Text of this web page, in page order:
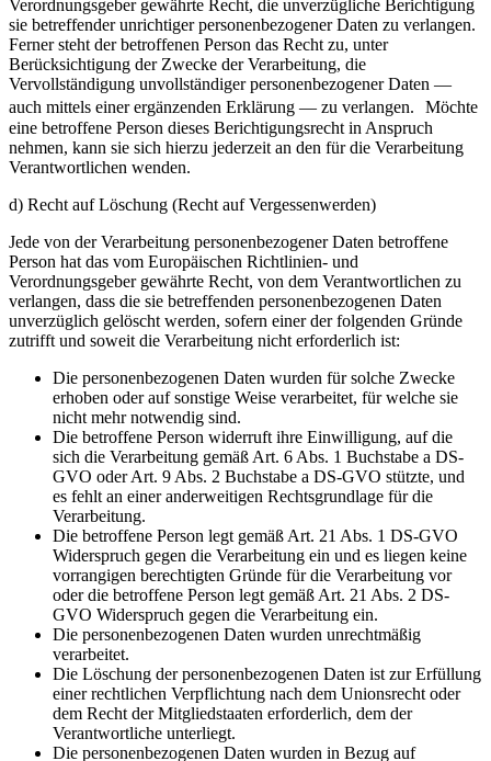
Verordnungsgeber gewährte Recht, die unverzügliche Berichtigung
sie betreffender unrichtiger personenbezogener Daten zu verlangen.
Ferner steht der betroffenen Person das Recht zu, unter
Berücksichtigung der Zwecke der Verarbeitung, die
Vervollständigung unvollständiger personenbezogener Daten —
auch mittels einer ergänzenden Erklärung — zu verlangen. Möchte
eine betroffene Person dieses Berichtigungsrecht in Anspruch
nehmen, kann sie sich hierzu jederzeit an den für die Verarbeitung
Verantwortlichen wenden.
d) Recht auf Löschung (Recht auf Vergessenwerden)
Jede von der Verarbeitung personenbezogener Daten betroffene
Person hat das vom Europäischen Richtlinien- und
Verordnungsgeber gewährte Recht, von dem Verantwortlichen zu
verlangen, dass die sie betreffenden personenbezogenen Daten
unverzüglich gelöscht werden, sofern einer der folgenden Gründe
zutrifft und soweit die Verarbeitung nicht erforderlich ist:
Die personenbezogenen Daten wurden für solche Zwecke
erhoben oder auf sonstige Weise verarbeitet, für welche sie
nicht mehr notwendig sind.
Die betroffene Person widerruft ihre Einwilligung, auf die
sich die Verarbeitung gemäß Art. 6 Abs. 1 Buchstabe a DS-
GVO oder Art. 9 Abs. 2 Buchstabe a DS-GVO stützte, und
es fehlt an einer anderweitigen Rechtsgrundlage für die
Verarbeitung.
Die betroffene Person legt gemäß Art. 21 Abs. 1 DS-GVO
Widerspruch gegen die Verarbeitung ein und es liegen keine
vorrangigen berechtigten Gründe für die Verarbeitung vor
oder die betroffene Person legt gemäß Art. 21 Abs. 2 DS-
GVO Widerspruch gegen die Verarbeitung ein.
Die personenbezogenen Daten wurden unrechtmäßig
verarbeitet.
Die Löschung der personenbezogenen Daten ist zur Erfüllung
einer rechtlichen Verpflichtung nach dem Unionsrecht oder
dem Recht der Mitgliedstaaten erforderlich, dem der
Verantwortliche unterliegt.
Die personenbezogenen Daten wurden in Bezug auf